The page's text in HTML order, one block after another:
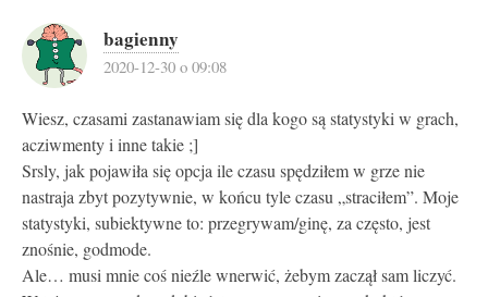
bagienny
2020-12-30 o 09:08
Wiesz, czasami zastanawiam się dla kogo są statystyki w grach,
acziwmenty i inne takie ;]
Srsly, jak pojawiła się opcja ile czasu spędziłem w grze nie
nastraja zbyt pozytywnie, w końcu tyle czasu „straciłem”. Moje
statystyki, subiektywne to: przegrywam/ginę, za często, jest
znośnie, godmode.
Ale… musi mnie coś nieźle wnerwić, żebym zaczął sam liczyć.